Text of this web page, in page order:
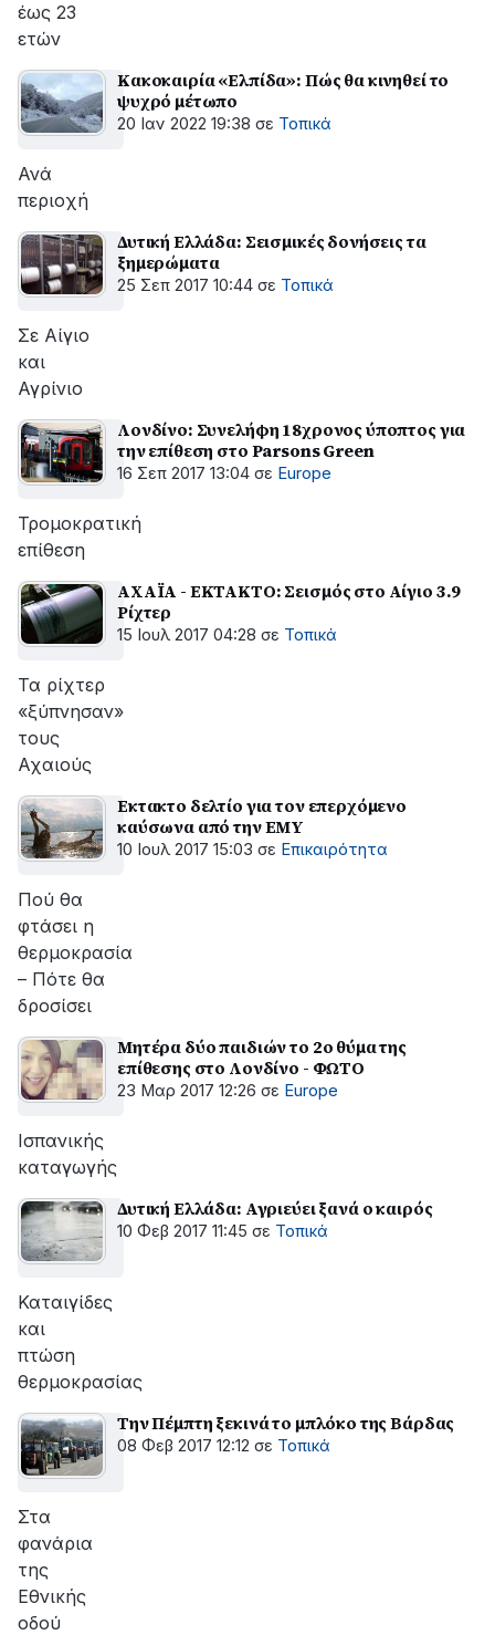
έως 23
ετών
Κακοκαιρία «Ελπίδα»: Πώς θα κινηθεί το
ψυχρό μέτωπο
20 Ιαν 2022 19:38 σε Τοπικά
Ανά
περιοχή
Δυτική Ελλάδα: Σεισμικές δονήσεις τα
ξημερώματα
25 Σεπ 2017 10:44 σε Τοπικά
Σε Αίγιο
και
Αγρίνιο
Λονδίνο: Συνελήφη 18χρονος ύποπτος για
την επίθεση στο Parsons Green
16 Σεπ 2017 13:04 σε Europe
Τρομοκρατική
επίθεση
ΑΧΑΪΑ - ΕΚΤΑΚΤΟ: Σεισμός στο Αίγιο 3.9
Ρίχτερ
15 Ιουλ 2017 04:28 σε Τοπικά
Τα ρίχτερ
«ξύπνησαν»
τους
Αχαιούς
Εκτακτο δελτίο για τον επερχόμενο
καύσωνα από την ΕΜΥ
10 Ιουλ 2017 15:03 σε Επικαιρότητα
Πού θα
φτάσει η
θερμοκρασία
– Πότε θα
δροσίσει
Μητέρα δύο παιδιών το 2ο θύμα της
επίθεσης στο Λονδίνο - ΦΩΤΟ
23 Μαρ 2017 12:26 σε Europe
Ισπανικής
καταγωγής
Δυτική Ελλάδα: Αγριεύει ξανά ο καιρός
10 Φεβ 2017 11:45 σε Τοπικά
Καταιγίδες
και
πτώση
θερμοκρασίας
Την Πέμπτη ξεκινά το μπλόκο της Βάρδας
08 Φεβ 2017 12:12 σε Τοπικά
Στα
φανάρια
της
Εθνικής
οδού